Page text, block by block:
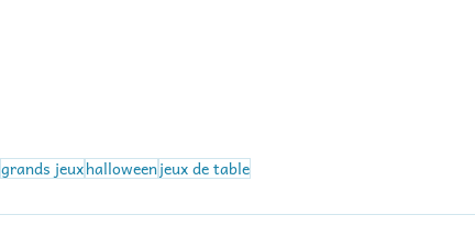
grands jeuxhalloweenjeux de table